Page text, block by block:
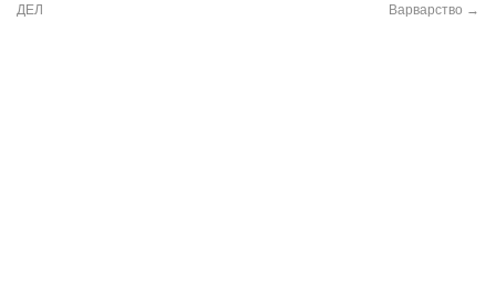
ДЕЛ
Варварство →